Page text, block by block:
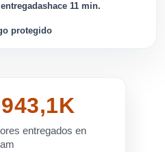
hace 11 min.
protegido
entregados en